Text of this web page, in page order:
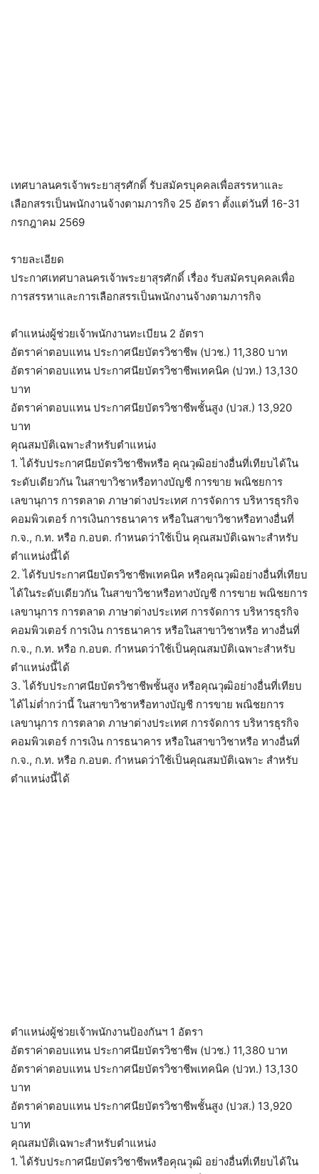
เทศบาลนครเจ้าพระยาสุรศักดิ์ รับสมัครบุคคลเพื่อสรรหาและ
เลือกสรรเป็นพนักงานจ้างตามภารกิจ 25 อัตรา ตั้งแต่วันที่ 16-31
กรกฎาคม 2569
รายละเอียด
ประกาศเทศบาลนครเจ้าพระยาสุรศักดิ์ เรื่อง รับสมัครบุคคลเพื่อ
การสรรหาและการเลือกสรรเป็นพนักงานจ้างตามภารกิจ
ตำแหน่งผู้ช่วยเจ้าพนักงานทะเบียน 2 อัตรา
อัตราค่าตอบแทน ประกาศนียบัตรวิชาชีพ (ปวช.) 11,380 บาท
อัตราค่าตอบแทน ประกาศนียบัตรวิชาชีพเทคนิค (ปวท.) 13,130
บาท
อัตราค่าตอบแทน ประกาศนียบัตรวิชาชีพชั้นสูง (ปวส.) 13,920
บาท
คุณสมบัติเฉพาะสำหรับตำแหน่ง
1. ได้รับประกาศนียบัตรวิชาชีพหรือ คุณวุฒิอย่างอื่นที่เทียบได้ใน
ระดับเดียวกัน ในสาขาวิชาหรือทางบัญชี การขาย พณิชยการ
เลขานุการ การตลาด ภาษาต่างประเทศ การจัดการ บริหารธุรกิจ
คอมพิวเตอร์ การเงินการธนาคาร หรือในสาขาวิชาหรือทางอื่นที่
ก.จ., ก.ท. หรือ ก.อบต. กำหนดว่าใช้เป็น คุณสมบัติเฉพาะสำหรับ
ตำแหน่งนี้ได้
2. ได้รับประกาศนียบัตรวิชาชีพเทคนิค หรือคุณวุฒิอย่างอื่นที่เทียบ
ได้ในระดับเดียวกัน ในสาขาวิชาหรือทางบัญชี การขาย พณิชยการ
เลขานุการ การตลาด ภาษาต่างประเทศ การจัดการ บริหารธุรกิจ
คอมพิวเตอร์ การเงิน การธนาคาร หรือในสาขาวิชาหรือ ทางอื่นที่
ก.จ., ก.ท. หรือ ก.อบต. กำหนดว่าใช้เป็นคุณสมบัติเฉพาะสำหรับ
ตำแหน่งนี้ได้
3. ได้รับประกาศนียบัตรวิชาชีพชั้นสูง หรือคุณวุฒิอย่างอื่นที่เทียบ
ได้ไม่ต่ำกว่านี้ ในสาขาวิชาหรือทางบัญชี การขาย พณิชยการ
เลขานุการ การตลาด ภาษาต่างประเทศ การจัดการ บริหารธุรกิจ
คอมพิวเตอร์ การเงิน การธนาคาร หรือในสาขาวิชาหรือ ทางอื่นที่
ก.จ., ก.ท. หรือ ก.อบต. กำหนดว่าใช้เป็นคุณสมบัติเฉพาะ สำหรับ
ตำแหน่งนี้ได้
ตำแหน่งผู้ช่วยเจ้าพนักงานป้องกันฯ 1 อัตรา
อัตราค่าตอบแทน ประกาศนียบัตรวิชาชีพ (ปวช.) 11,380 บาท
อัตราค่าตอบแทน ประกาศนียบัตรวิชาชีพเทคนิค (ปวท.) 13,130
บาท
อัตราค่าตอบแทน ประกาศนียบัตรวิชาชีพชั้นสูง (ปวส.) 13,920
บาท
คุณสมบัติเฉพาะสำหรับตำแหน่ง
1. ได้รับประกาศนียบัตรวิชาชีพหรือคุณวุฒิ อย่างอื่นที่เทียบได้ใน